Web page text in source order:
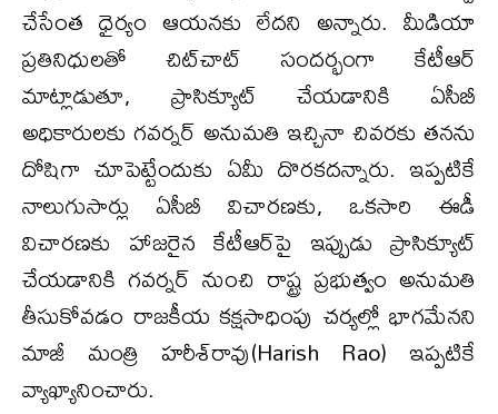
చేసేంత ధైర్యం ఆయనకు లేదని అన్నారు. మీడియా
ప్రతినిధులతో చిట్‌చాట్ సందర్భంగా కేటీఆర్
మాట్లాడుతూ, ప్రాసిక్యూట్ చేయడానికి ఏసీబీ
అధికారులకు గవర్నర్ అనుమతి ఇచ్చినా చివరకు తనను
దోషిగా చూపెట్టేందుకు ఏమీ దొరకదన్నారు. ఇప్పటికే
నాలుగుసార్లు ఏసీబీ విచారణకు, ఒకసారి ఈడీ
విచారణకు హాజరైన కేటీఆర్‌పై ఇప్పుడు ప్రాసిక్యూట్
చేయడానికి గవర్నర్ నుంచి రాష్ట్ర ప్రభుత్వం అనుమతి
తీసుకోవడం రాజకీయ కక్షసాధింపు చర్యల్లో భాగమేనని
మాజీ మంత్రి హరీశ్‌రావు(Harish Rao) ఇప్పటికే
వ్యాఖ్యానించారు.